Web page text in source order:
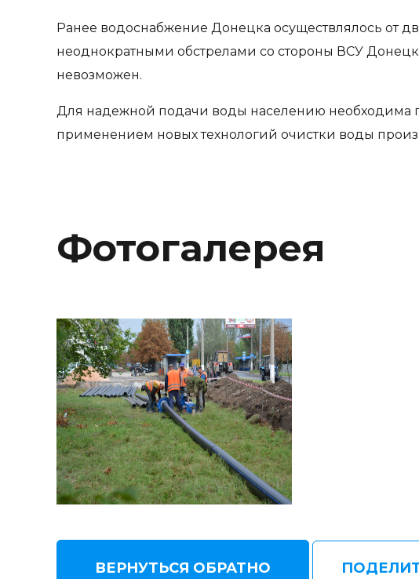
Ранее водоснабжение Донецка осуществлялось от
неоднократными обстрелами со стороны ВСУ
невозможен.
Для надежной подачи воды населению необходима
применением новых технологий очистки воды
Фотогалерея
ВЕРНУТЬСЯ ОБРАТНО